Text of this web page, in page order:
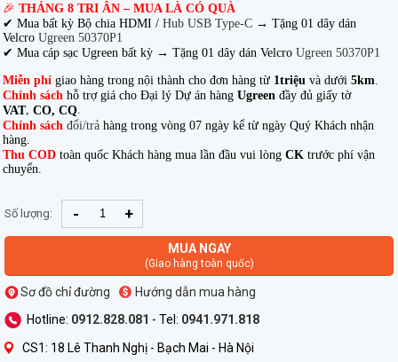
🎉 THÁNG 8 TRI ÂN – MUA LÀ CÓ QUÀ
✔ Mua bất kỳ Bộ chia HDMI / Hub USB Type-C → Tặng 01 dây dán
Velcro Ugreen 50370P1
✔ Mua cáp sạc Ugreen bất kỳ → Tặng 01 dây dán Velcro Ugreen 50370P1
Miễn phí giao hàng trong nội thành cho đơn hàng từ 1triệu và dưới 5km
Chính sách hỗ trợ giá cho Đại lý Dự án hàng Ugreen đầy đủ giấy tờ
VAT, CO, CQ.
Chính sách đổi/trả hàng trong vòng 07 ngày kể từ ngày Quý Khách nhận
hàng.
Thu COD toàn quốc Khách hàng mua lần đầu vui lòng CK trước phí vận
chuyển.
Số lượng: - +
MUA NGAY
(Giao hàng toàn quốc)
Sơ đồ chỉ đường
Hướng dẫn mua hàng
Hotline: 0912.828.081 - Tel: 0941.971.818
CS1: 18 Lê Thanh Nghị - Bạch Mai - Hà Nội